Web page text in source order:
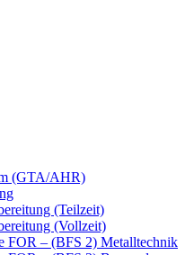
(GTA/AHR)
(Teilzeit)
(Vollzeit)
FOR – (BFS 2) Metalltechnik